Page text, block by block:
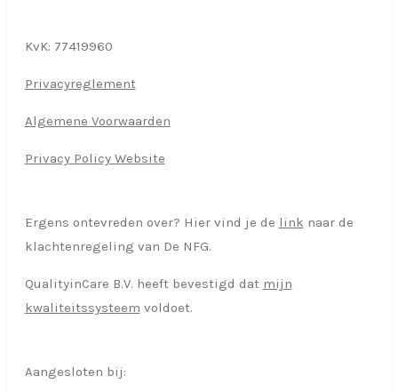
KvK: 77419960
Privacyreglement
Algemene Voorwaarden
Privacy Policy Website
Ergens ontevreden over? Hier vind je de link naar de
klachtenregeling van De NFG.
QualityinCare B.V. heeft bevestigd dat mijn
kwaliteitssysteem voldoet.
Aangesloten bij: